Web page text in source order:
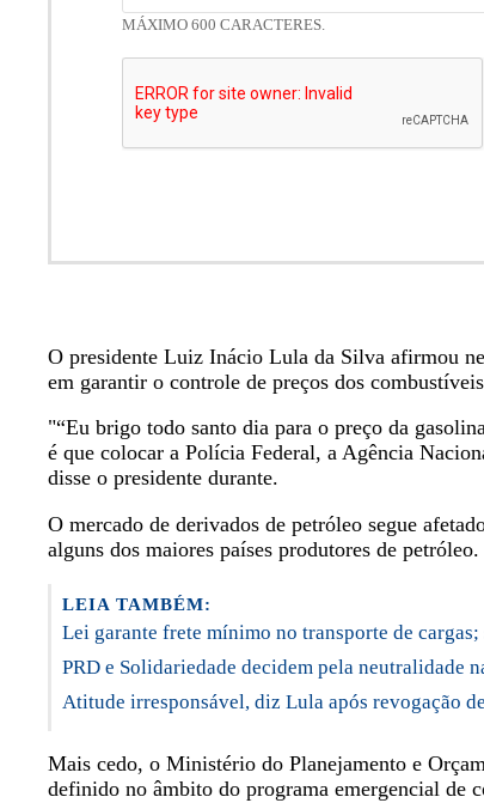
MÁXIMO 600 CARACTERES.
O presidente Luiz Inácio Lula da Silva afirmou
em garantir o controle de preços dos
"“Eu brigo todo santo dia para o preço da
é que colocar a Polícia Federal, a Agência
disse o presidente durante.
O mercado de derivados de petróleo segue
alguns dos maiores países produtores de petróleo.
LEIA TAMBÉM:
Lei garante frete mínimo no transporte de cargas;
PRD e Solidariedade decidem pela neutralidade
Atitude irresponsável, diz Lula após revogação
Mais cedo, o Ministério do Planejamento e
definido no âmbito do programa emergencial de